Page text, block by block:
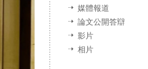
媒體報道
論文公開答辯
影片
相片